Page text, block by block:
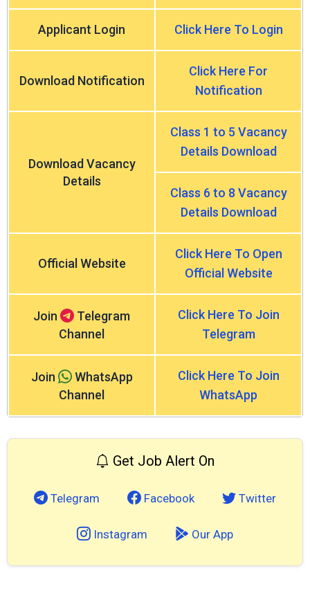
Applicant Login Click Here To Login
Download Notification
Click Here For
Notification
Download Vacancy
Details
Class 1 to 5 Vacancy
Details Download
Class 6 to 8 Vacancy
Details Download
Official Website
Click Here To Open
Official Website
Join
Telegram
Channel
Click Here To Join
Telegram
Join
WhatsApp
Channel
Click Here To Join
WhatsApp
Get Job Alert On
Telegram Facebook Twitter
Instagram Our App